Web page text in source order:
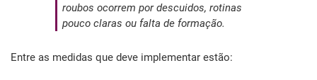
roubos ocorrem por descuidos, rotinas
pouco claras ou falta de formação.
Entre as medidas que deve implementar estão: